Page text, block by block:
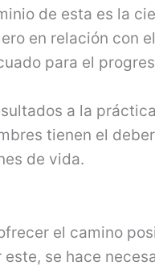
de esta es la
en relación con
para el
a la
tienen el
de vida.
el camino
se hace